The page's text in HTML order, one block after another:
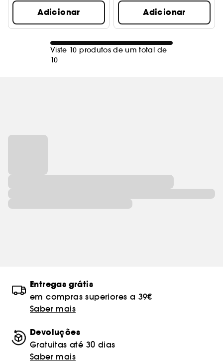
Adicionar Adicionar
Viste 10 produtos de um total de
10
Entregas grátis
em compras superiores a 39€
Saber mais
Devoluções
Gratuitas até 30 dias
Saber mais